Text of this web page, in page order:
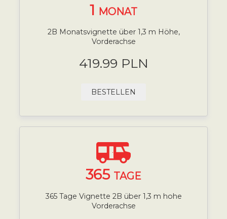
1 MONAT
2B Monatsvignette über 1,3 m Höhe,
Vorderachse
419.99 PLN
BESTELLEN
365 TAGE
365 Tage Vignette 2B über 1,3 m hohe
Vorderachse